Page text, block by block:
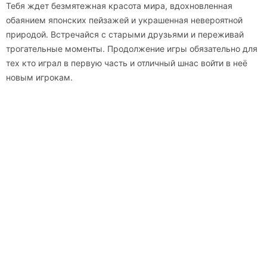
Тебя ждет безмятежная красота мира, вдохновленная
обаянием японских пейзажей и украшенная невероятной
природой. Встречайся с старыми друзьями и переживай
трогательные моменты. Продолжение игры обязательно для
тех кто играл в первую часть и отличный шнас войти в неё
новым игрокам.